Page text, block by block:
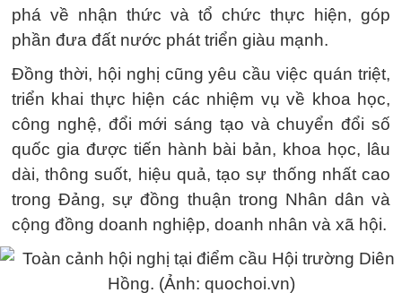
phá về nhận thức và tổ chức thực hiện, góp
phần đưa đất nước phát triển giàu mạnh.
Đồng thời, hội nghị cũng yêu cầu việc quán triệt,
triển khai thực hiện các nhiệm vụ về khoa học,
công nghệ, đổi mới sáng tạo và chuyển đổi số
quốc gia được tiến hành bài bản, khoa học, lâu
dài, thông suốt, hiệu quả, tạo sự thống nhất cao
trong Đảng, sự đồng thuận trong Nhân dân và
cộng đồng doanh nghiệp, doanh nhân và xã hội.